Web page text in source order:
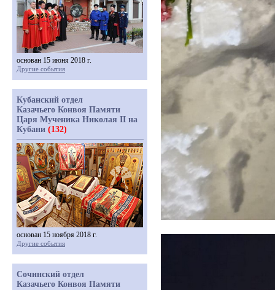
основан 15 июня 2018 г.
Другие события
Кубанский отдел
Казачьего Конвоя Памяти
Царя Мученика Николая II на
Кубани (132)
основан 15 ноября 2018 г.
Другие события
Сочинский отдел
Казачьего Конвоя Памяти